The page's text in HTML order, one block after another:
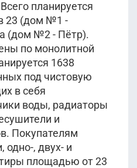
планируется
23 (дом №1 -
(дом №2 - Пётр).
по монолитной
1638
под чистовую
в себя
воды, радиаторы
и
Покупателям
одно-, двух- и
площадью от 23